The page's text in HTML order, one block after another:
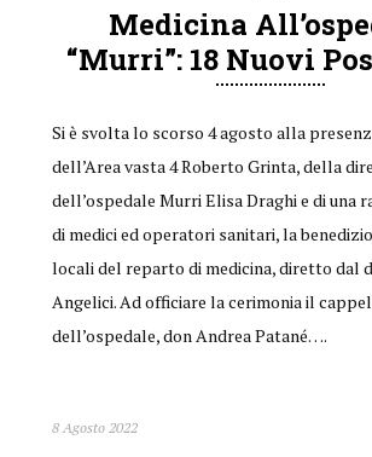
Medicina
“Murri”: 18 Nuovi
Si è svolta lo scorso 4 agosto alla
dell’Area vasta 4 Roberto Grinta, della
dell’ospedale Murri Elisa Draghi e di una
di medici ed operatori sanitari, la
locali del reparto di medicina, diretto dal
Angelici. Ad officiare la cerimonia il
dell’ospedale, don Andrea Patané….
8 Agosto 2022